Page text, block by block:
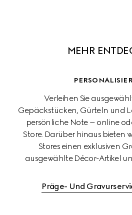
MEHR
Verleihen Sie
Gepäckstücken, Gürteln und
persönliche Note – online
Store. Darüber hinaus bieten
Stores einen exklusiven
ausgewählte Décor-Artikel
Präge- Und